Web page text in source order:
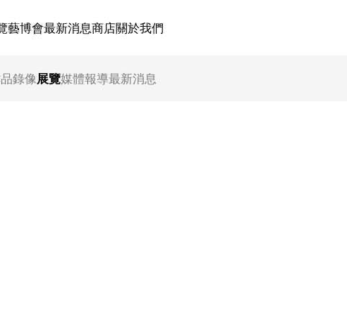
藝博會最新消息商店關於我們
錄像展覽媒體報導最新消息